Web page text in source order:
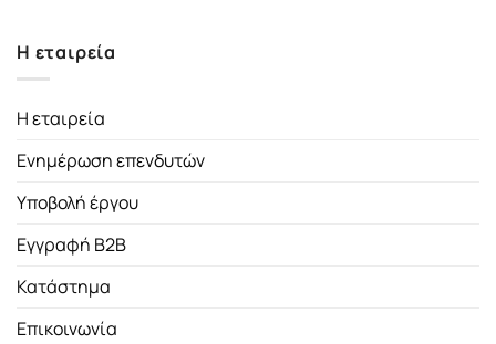
Η εταιρεία
Η εταιρεία
Ενημέρωση επενδυτών
Υποβολή έργου
Εγγραφή B2B
Κατάστημα
Επικοινωνία